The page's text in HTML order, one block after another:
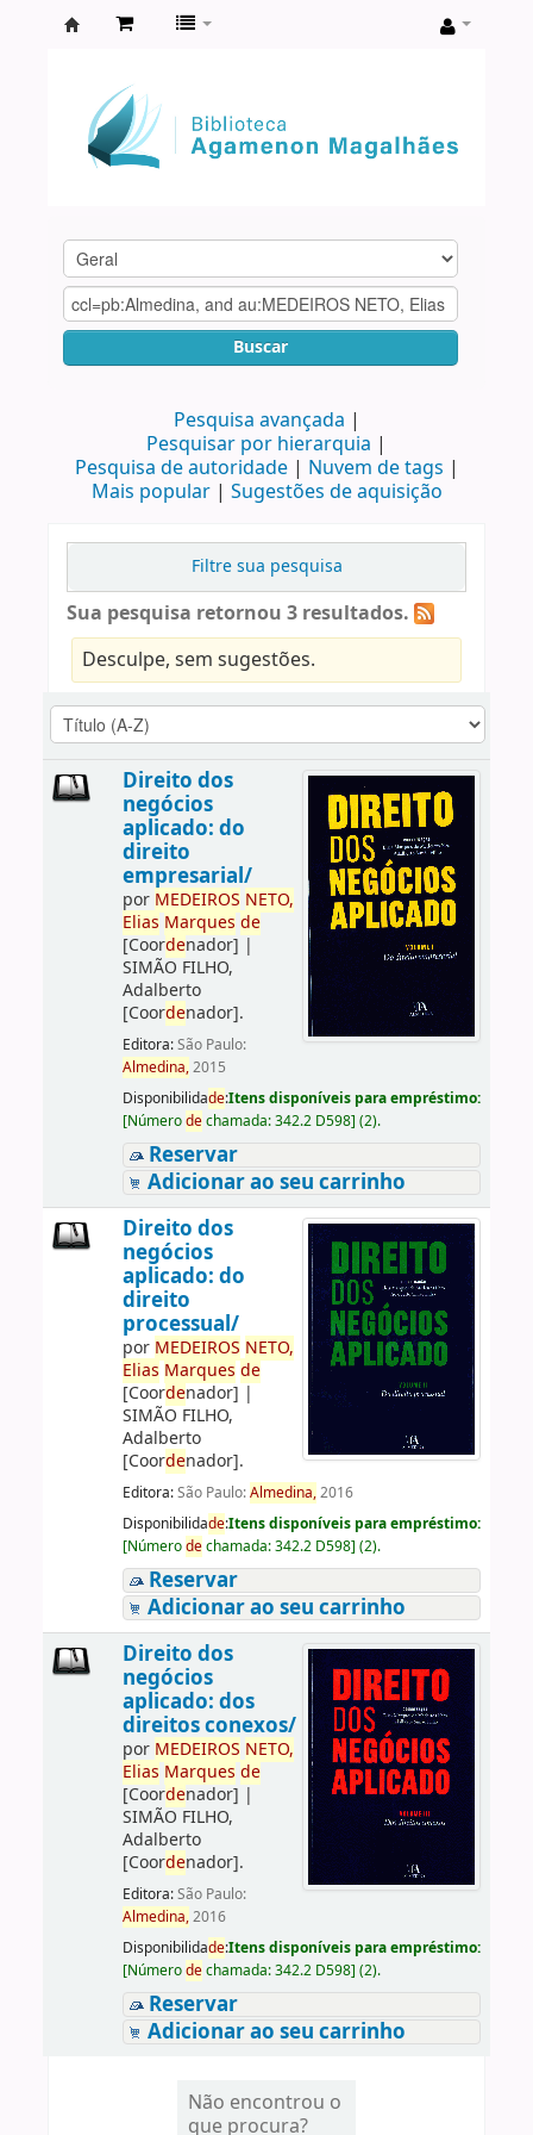
Agamenon
Magalhães
Buscar
Pesquisa avançada
Pesquisar por hierarquia
Pesquisa de autoridade
Nuvem de tags
Mais popular
Sugestões de aquisição
Filtre sua pesquisa
Sua pesquisa retornou 3 resultados.
Desculpe, sem sugestões.
Direito dos
negócios
aplicado: do
direito
empresarial/
por MEDEIROS NETO,
Elias Marques de
[Coordenador] |
SIMÃO FILHO,
Adalberto
[Coordenador].
Editora:São Paulo:
Almedina,2015
Disponibilidade:Itens disponíveis para empréstimo:
[Númerodechamada:342.2 D598] (2).
Reservar
Adicionar ao seu carrinho
Direito dos
negócios
aplicado: do
direito
processual/
por MEDEIROS NETO,
Elias Marques de
[Coordenador] |
SIMÃO FILHO,
Adalberto
[Coordenador].
Editora:São Paulo:Almedina,2016
Disponibilidade:Itens disponíveis para empréstimo:
[Númerodechamada:342.2 D598] (2).
Reservar
Adicionar ao seu carrinho
Direito dos
negócios
aplicado: dos
direitos conexos/
por MEDEIROS NETO,
Elias Marques de
[Coordenador] |
SIMÃO FILHO,
Adalberto
[Coordenador].
Editora:São Paulo:
Almedina,2016
Disponibilidade:Itens disponíveis para empréstimo:
[Númerodechamada:342.2 D598] (2).
Reservar
Adicionar ao seu carrinho
Não encontrou o
que procura?